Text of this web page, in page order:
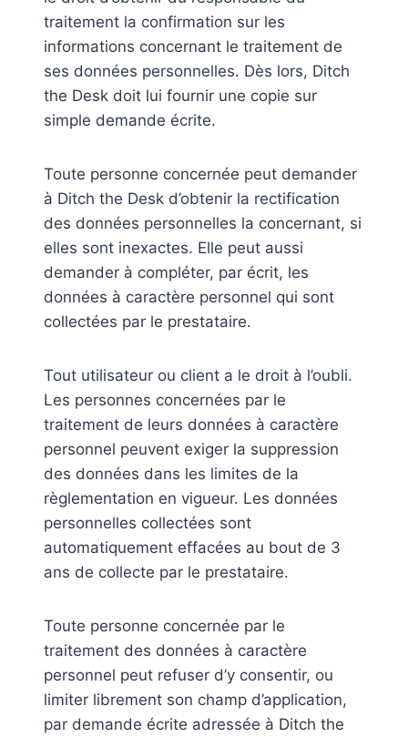
traitement la confirmation sur les
informations concernant le traitement de
ses données personnelles. Dès lors, Ditch
the Desk doit lui fournir une copie sur
simple demande écrite.
Toute personne concernée peut demander
à Ditch the Desk d’obtenir la rectification
des données personnelles la concernant, si
elles sont inexactes. Elle peut aussi
demander à compléter, par écrit, les
données à caractère personnel qui sont
collectées par le prestataire.
Tout utilisateur ou client a le droit à l’oubli.
Les personnes concernées par le
traitement de leurs données à caractère
personnel peuvent exiger la suppression
des données dans les limites de la
règlementation en vigueur. Les données
personnelles collectées sont
automatiquement effacées au bout de 3
ans de collecte par le prestataire.
Toute personne concernée par le
traitement des données à caractère
personnel peut refuser d’y consentir, ou
limiter librement son champ d’application,
par demande écrite adressée à Ditch the